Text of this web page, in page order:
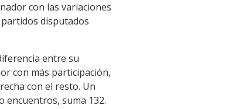
con las variaciones
disputados
entre su
con más participación,
con el resto. Un
encuentros, suma 132.